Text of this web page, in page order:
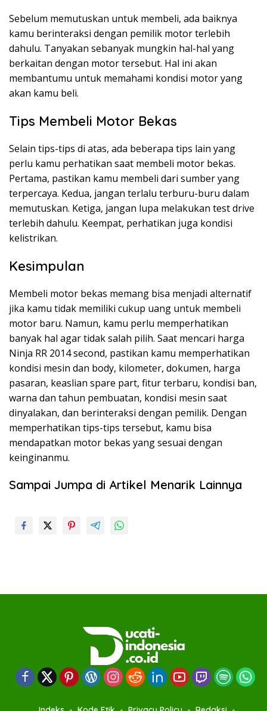
Sebelum memutuskan untuk membeli, ada baiknya
kamu berinteraksi dengan pemilik motor terlebih
dahulu. Tanyakan sebanyak mungkin hal-hal yang
berkaitan dengan motor tersebut. Hal ini akan
membantumu untuk memahami kondisi motor yang
akan kamu beli.
Tips Membeli Motor Bekas
Selain tips-tips di atas, ada beberapa tips lain yang
perlu kamu perhatikan saat membeli motor bekas.
Pertama, pastikan kamu membeli dari sumber yang
terpercaya. Kedua, jangan terlalu terburu-buru dalam
memutuskan. Ketiga, jangan lupa melakukan test drive
terlebih dahulu. Keempat, perhatikan juga kondisi
kelistrikan.
Kesimpulan
Membeli motor bekas memang bisa menjadi alternatif
jika kamu tidak memiliki cukup uang untuk membeli
motor baru. Namun, kamu perlu memperhatikan
banyak hal agar tidak salah pilih. Saat mencari harga
Ninja RR 2014 second, pastikan kamu memperhatikan
kondisi mesin dan body, kilometer, dokumen, harga
pasaran, keaslian spare part, fitur terbaru, kondisi ban,
warna dan tahun pembuatan, kondisi mesin saat
dinyalakan, dan berinteraksi dengan pemilik. Dengan
memperhatikan tips-tips tersebut, kamu bisa
mendapatkan motor bekas yang sesuai dengan
keinginanmu.
Sampai Jumpa di Artikel Menarik Lainnya